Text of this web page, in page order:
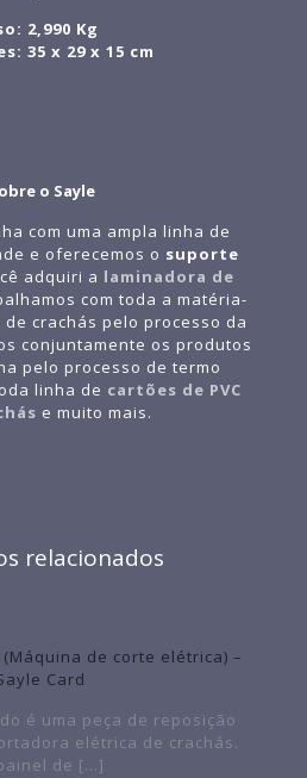
2,990 Kg
35 x 29 x 15 cm
o Sayle
com uma ampla linha de
e oferecemos o suporte
adquiri a laminadora de
com toda a matéria-
crachás pelo processo da
conjuntamente os produtos
pelo processo de termo
linha de cartões de PVC
e muito mais.
relacionados
de corte elétrica) –
Card
é uma peça de reposição
elétrica de crachás.
de […]